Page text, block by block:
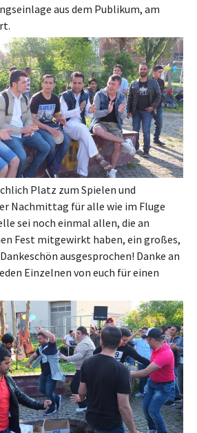
aus dem Publikum, am
Platz zum Spielen und
Nachmittag für alle wie im Fluge
sei noch einmal allen, die an
Fest mitgewirkt haben, ein großes,
ausgesprochen! Danke an
Einzelnen von euch für einen